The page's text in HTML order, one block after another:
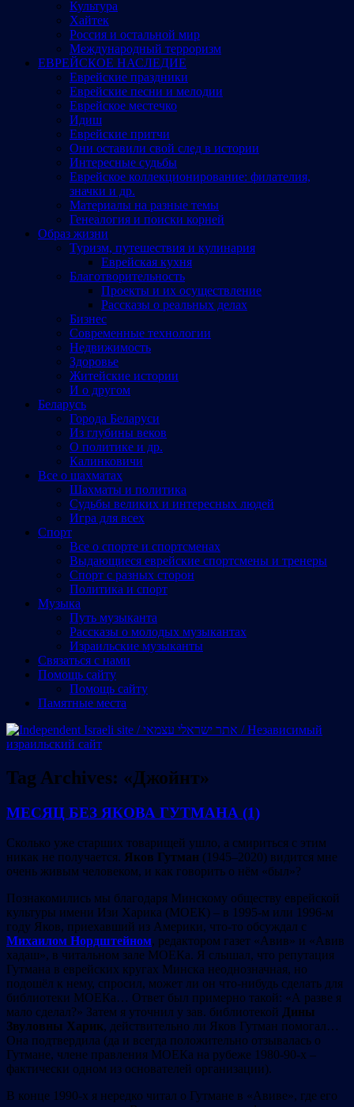
Культура
Хайтек
Россия и остальной мир
Международный терроризм
ЕВРЕЙСКОЕ НАСЛЕДИЕ
Еврейские праздники
Еврейские песни и мелодии
Еврейское местечко
Идиш
Еврейские притчи
Они оставили свой след в истории
Интересные судьбы
Еврейское коллекционирование: филателия,
значки и др.
Материалы на разные темы
Генеалогия и поиски корней
Образ жизни
Туризм, путешествия и кулинария
Еврейская кухня
Благотворительность
Проекты и их осуществление
Рассказы о реальных делах
Бизнес
Современные технологии
Недвижимость
Здоровье
Житейские истории
И о другом
Беларусь
Города Беларуси
Из глубины веков
О политике и др.
Калинковичи
Все о шахматах
Шахматы и политика
Судьбы великих и интересных людей
Игра для всех
Спорт
Все о спорте и спортсменах
Выдающиеся еврейские спортсмены и тренеры
Спорт с разных сторон
Политика и спорт
Музыка
Путь музыканта
Рассказы о молодых музыкантах
Израильские музыканты
Cвязаться с нами
Помощь сайту
Помощь сайту
Памятные места
Tag Archives: «Джойнт»
МЕСЯЦ БЕЗ ЯКОВА ГУТМАНА (1)
Сколько уже старших товарищей ушло, а смириться с этим
никак не получается. Яков Гутман (1945–2020) видится мне
очень живым человеком, и как говорить о нём «был»?
Познакомились мы благодаря Минскому обществу еврейской
культуры имени Изи Харика (МОЕК) – в 1995-м или 1996-м
году Яков, приехавший из Америки, что-то обсуждал с
Михаилом Нордштейном, редактором газет «Авив» и «Авив
хадаш», в читальном зале МОЕКа. Я слышал, что репутация
Гутмана в еврейских кругах Минска неоднозначная, но
подошёл к нему, спросил, может ли он что-нибудь сделать для
библиотеки МОЕКа… Ответ был примерно такой: «А разве я
мало сделал?» Затем я уточнил у зав. библиотекой Дины
Звуловны Харик, действительно ли Яков Гутман помогал…
Она подтвердила (да и всегда положительно отзывалась о
Гутмане, члене правления МОЕКа на рубеже 1980-90-х –
фактически одном из основателей организации).
В конце 1990-х я нередко читал о Гутмане в «Авиве», где его